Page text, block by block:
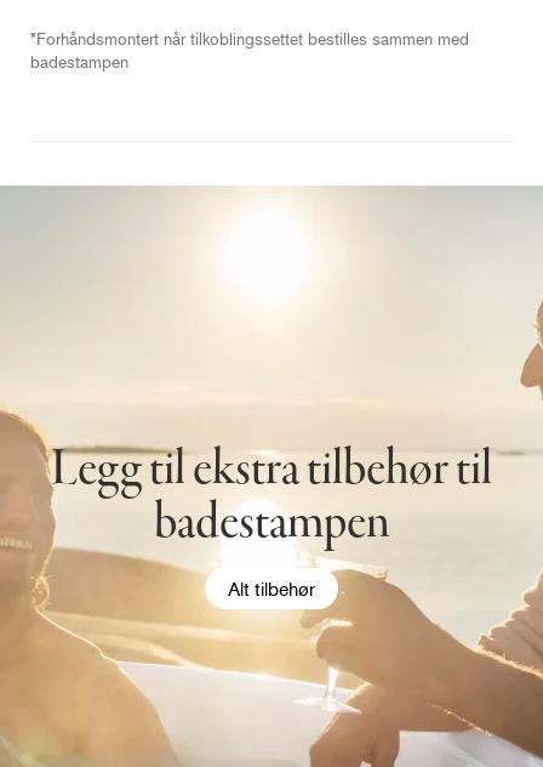
*Forhåndsmontert når tilkoblingssettet bestilles sammen med
badestampen
Legg til ekstra tilbehør til
badestampen
Alt tilbehør